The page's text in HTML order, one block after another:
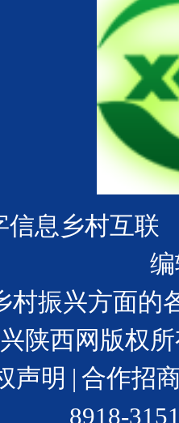
信息乡村互
村振兴方面的
陕西网版权
声明 |合作招
8918-